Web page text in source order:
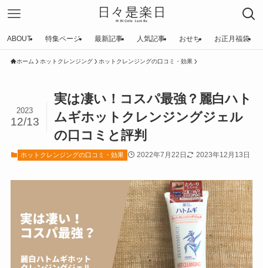
ABOUT 特集ページ 最新記事 人気記事 おせち お正月福袋
ホーム ホットクレンジング ホットクレンジングの口コミ・効果
実は凄い！コスパ最強？麗白ハト
ムギホットクレンジングジェル
の口コミと評判
2023
12/13
ホットクレンジングの口コミ・効果 2022年7月22日 2023年12月13日